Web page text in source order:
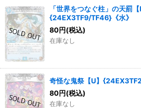
「世界をつなぐ柱」の天罰【
{24EX3TF9/TF46}《水》
80 円(税込)
在庫なし
奇怪な鬼祭【U】
80円(税込)
在庫なし